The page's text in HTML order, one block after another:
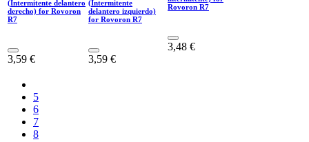
(Intermitente delantero
derecho) for Rovoron
R7
3,59 €
(Intermitente
delantero izquierdo)
for Rovoron R7
3,59 €
Rovoron R7
3,48 €
5
6
7
8